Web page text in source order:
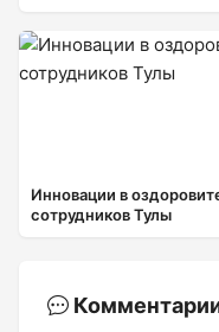
Инновации в
сотрудников Тулы